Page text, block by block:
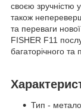
своєю зручністю
також
та переваги
FISHER F11
багаторічного та
Тип -